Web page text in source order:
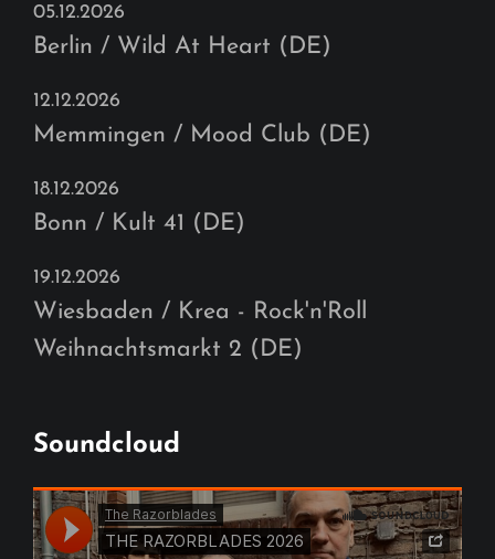
05.12.2026
Berlin / Wild At Heart (DE)
12.12.2026
Memmingen / Mood Club (DE)
18.12.2026
Bonn / Kult 41 (DE)
19.12.2026
Wiesbaden / Krea - Rock'n'Roll
Weihnachtsmarkt 2 (DE)
Soundcloud